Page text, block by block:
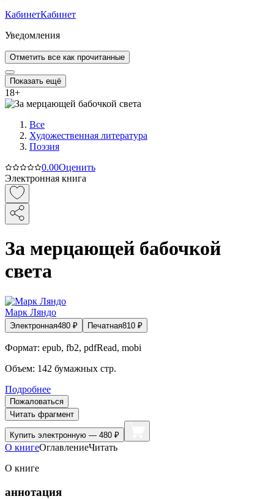
КабинетКабинет
Уведомления
Отметить все как прочитанные
Показать ещё
18+
Все
Художественная литература
Поэзия
0.00Оценить
Электронная книга
За мерцающей бабочкой
света
Марк Ляндо
Электронная480 ₽ Печатная810 ₽
Формат: epub, fb2, pdfRead, mobi
Объем: 142 бумажных стр.
Подробнее
Пожаловаться
Читать фрагмент
Купить электронную — 480 ₽
О книгеОглавлениеЧитать
О книге
аннотация